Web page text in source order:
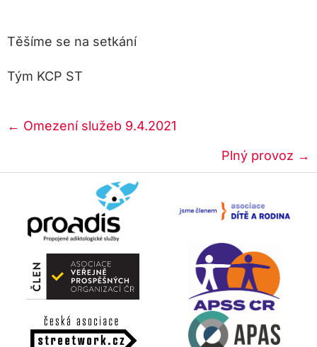
Těšíme se na setkání
Tým KCP ST
Posts
← Omezení služeb 9.4.2021
Plný provoz →